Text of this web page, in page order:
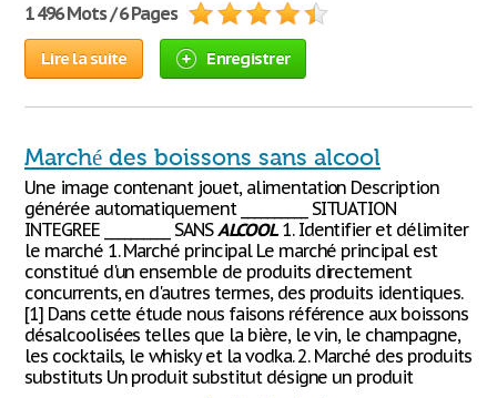
1 496 Mots / 6 Pages
Lire la suite Enregistrer
Marché des boissons sans alcool
Une image contenant jouet, alimentation Description
générée automatiquement __________ SITUATION
INTEGREE __________ SANSALCOOL1. Identifier et délimiter
le marché 1. Marché principal Le marché principal est
constitué d'un ensemble de produits directement
concurrents, en d'autres termes, des produits identiques.
[1] Dans cette étude nous faisons référence aux boissons
désalcoolisées telles que la bière, le vin, le champagne,
les cocktails, le whisky et la vodka. 2. Marché des produits
substituts Un produit substitut désigne un produit